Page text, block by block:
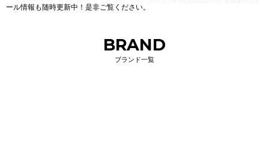
ール情報も随時更新中！是非ご覧ください。
BRAND
ブランド一覧